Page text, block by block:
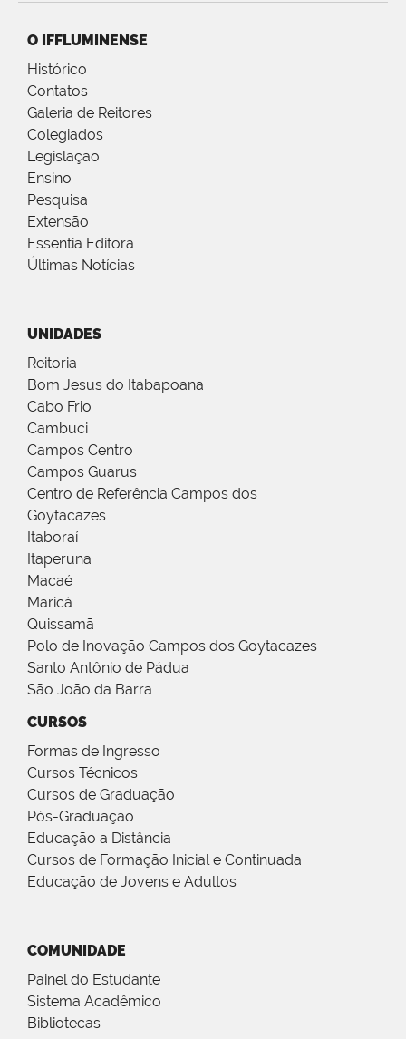
O IFFLUMINENSE
Histórico
Contatos
Galeria de Reitores
Colegiados
Legislação
Ensino
Pesquisa
Extensão
Essentia Editora
Últimas Notícias
UNIDADES
Reitoria
Bom Jesus do Itabapoana
Cabo Frio
Cambuci
Campos Centro
Campos Guarus
Centro de Referência Campos dos
Goytacazes
Itaboraí
Itaperuna
Macaé
Maricá
Quissamã
Polo de Inovação Campos dos Goytacazes
Santo Antônio de Pádua
São João da Barra
CURSOS
Formas de Ingresso
Cursos Técnicos
Cursos de Graduação
Pós-Graduação
Educação a Distância
Cursos de Formação Inicial e Continuada
Educação de Jovens e Adultos
COMUNIDADE
Painel do Estudante
Sistema Acadêmico
Bibliotecas